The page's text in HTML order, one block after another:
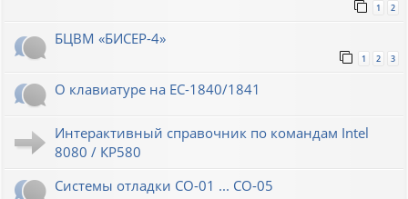
1 2
БЦВМ «БИСЕР-4»
1 2 3
О клавиатуре на ЕС-1840/1841
Интерактивный справочник по командам Intel
8080 / КР580
Системы отладки СО-01 ... СО-05